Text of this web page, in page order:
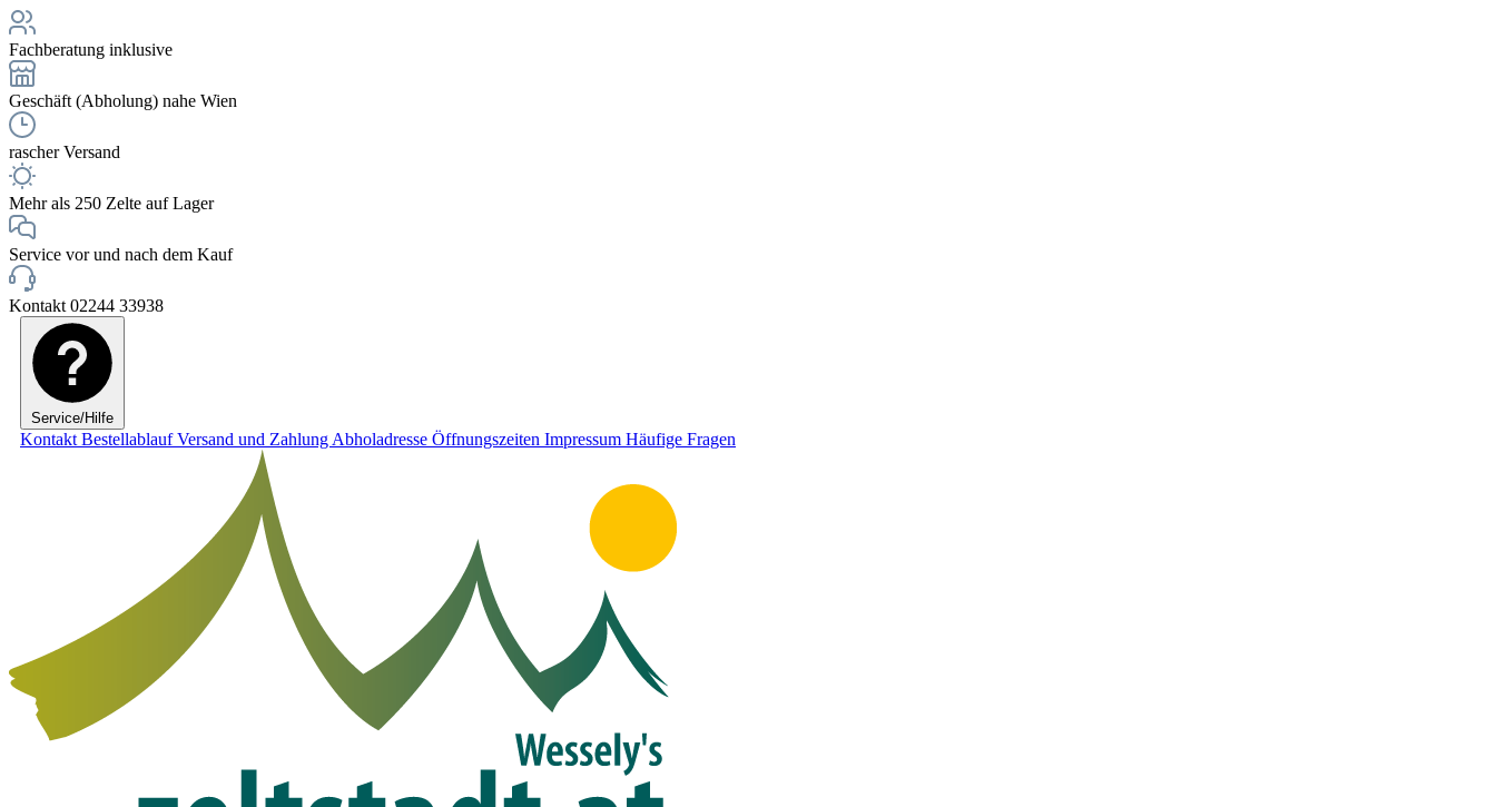
Fachberatung inklusive
Geschäft (Abholung) nahe Wien
rascher Versand
Mehr als 250 Zelte auf Lager
Service vor und nach dem Kauf
Kontakt 02244 33938
Service/Hilfe
Kontakt BestellablaufVersand und Zahlung Abholadresse Öffnungszeiten Impressum Häufige Fragen